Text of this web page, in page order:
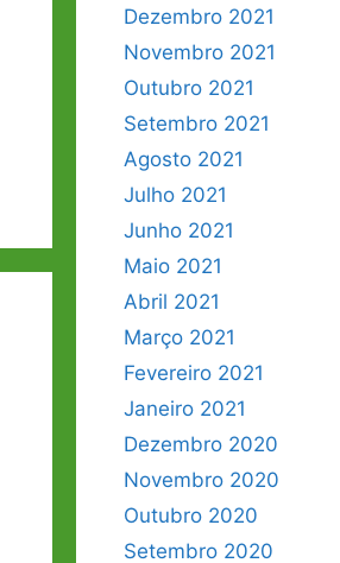
Dezembro 2021
Novembro 2021
Outubro 2021
Setembro 2021
Agosto 2021
Julho 2021
Junho 2021
Maio 2021
Abril 2021
Março 2021
Fevereiro 2021
Janeiro 2021
Dezembro 2020
Novembro 2020
Outubro 2020
Setembro 2020